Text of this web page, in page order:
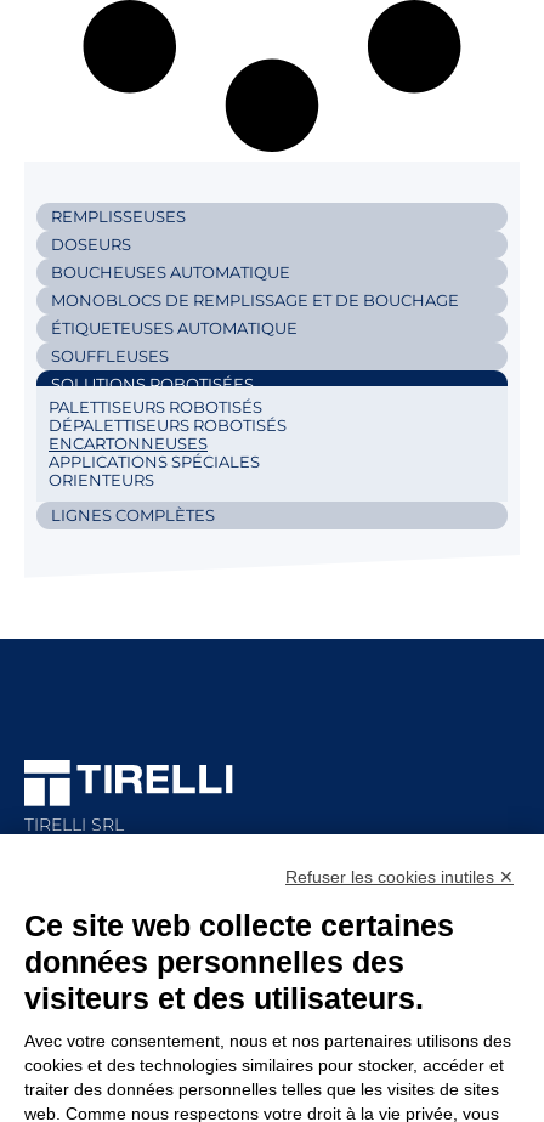
REMPLISSEUSES
DOSEURS
BOUCHEUSES AUTOMATIQUE
MONOBLOCS DE REMPLISSAGE ET DE BOUCHAGE
ÉTIQUETEUSES AUTOMATIQUE
SOUFFLEUSES
SOLUTIONS ROBOTISÉES
PALETTISEURS ROBOTISÉS
DÉPALETTISEURS ROBOTISÉS
ENCARTONNEUSES
APPLICATIONS SPÉCIALES
ORIENTEURS
LIGNES COMPLÈTES
TIRELLI SRL
Capital social: 210.000€i.v.
Rea: MN-208518
ENTERPRISE
Service assistance
Rejoignez-nous
POLITIQUE
Whistleblowing
Code d’éthique
Refuser les cookies inutiles ✕
Ce site web collecte certaines
données personnelles des
visiteurs et des utilisateurs.
Avec votre consentement, nous et nos partenaires utilisons des
cookies et des technologies similaires pour stocker, accéder et
traiter des données personnelles telles que les visites de sites
web. Comme nous respectons votre droit à la vie privée, vous